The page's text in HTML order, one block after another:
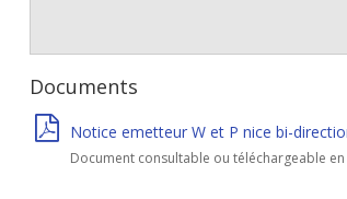
Documents
Notice emetteur W et P nice bi-
Document consultable ou téléchargeable